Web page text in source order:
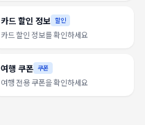
카드 할인 정보 할인
카드 할인 정보를 확인하세요
여행 쿠폰 쿠폰
여행 전용 쿠폰을 확인하세요